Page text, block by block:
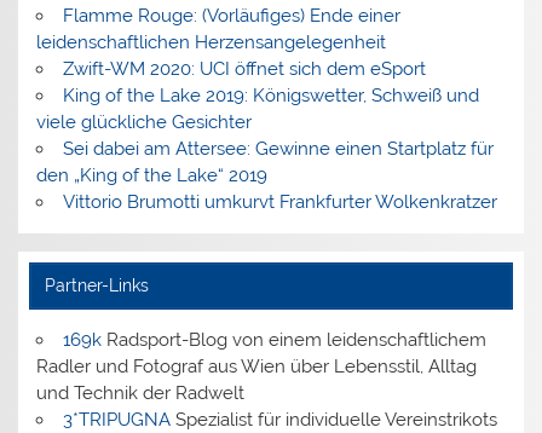
Flamme Rouge: (Vorläufiges) Ende einer
leidenschaftlichen Herzensangelegenheit
Zwift-WM 2020: UCI öffnet sich dem eSport
King of the Lake 2019: Königswetter, Schweiß und
viele glückliche Gesichter
Sei dabei am Attersee: Gewinne einen Startplatz für
den „King of the Lake“ 2019
Vittorio Brumotti umkurvt Frankfurter Wolkenkratzer
Partner-Links
169kRadsport-Blog von einem leidenschaftlichem
Radler und Fotograf aus Wien über Lebensstil, Alltag
und Technik der Radwelt
3*TRIPUGNASpezialist für individuelle Vereinstrikots